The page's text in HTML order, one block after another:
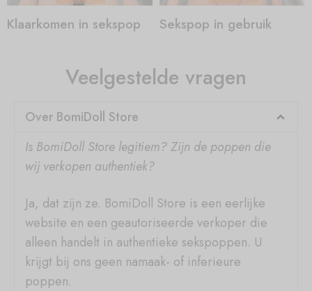
Klaarkomen in sekspop Sekspop in gebruik
Veelgestelde vragen
Over BomiDoll Store
Is BomiDoll Store legitiem? Zijn de poppen die
wij verkopen authentiek?
Ja, dat zijn ze. BomiDoll Store is een eerlijke
website en een geautoriseerde verkoper die
alleen handelt in authentieke sekspoppen. U
krijgt bij ons geen namaak- of inferieure
poppen.